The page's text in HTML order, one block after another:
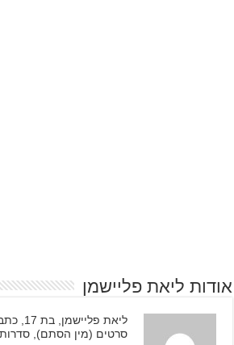
אודות ליאת פליישמן
ליאת
סרטים (מין הסתם), סדרות,